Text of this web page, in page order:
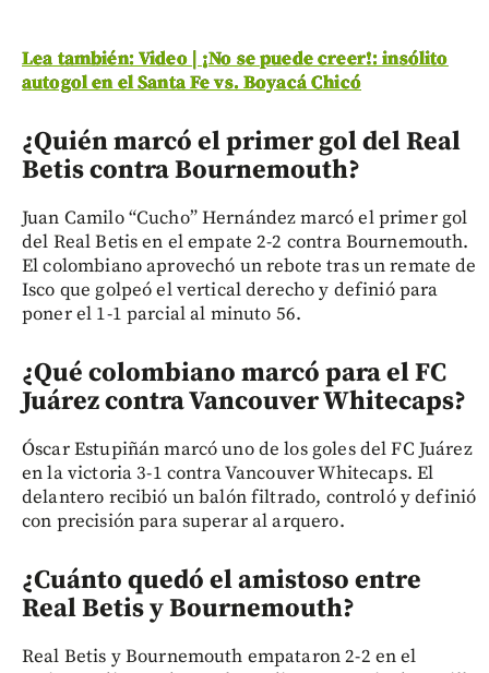
Lea también: Video | ¡No se puede creer!: insólito
autogol en el Santa Fe vs. Boyacá Chicó
¿Quién marcó el primer gol del Real
Betis contra Bournemouth?
Juan Camilo “Cucho” Hernández marcó el primer gol
del Real Betis en el empate 2-2 contra Bournemouth.
El colombiano aprovechó un rebote tras un remate de
Isco que golpeó el vertical derecho y definió para
poner el 1-1 parcial al minuto 56.
¿Qué colombiano marcó para el FC
Juárez contra Vancouver Whitecaps?
Óscar Estupiñán marcó uno de los goles del FC Juárez
en la victoria 3-1 contra Vancouver Whitecaps. El
delantero recibió un balón filtrado, controló y definió
con precisión para superar al arquero.
¿Cuánto quedó el amistoso entre
Real Betis y Bournemouth?
Real Betis y Bournemouth empataron 2-2 en el